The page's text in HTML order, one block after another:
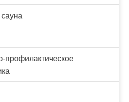
профилактическое